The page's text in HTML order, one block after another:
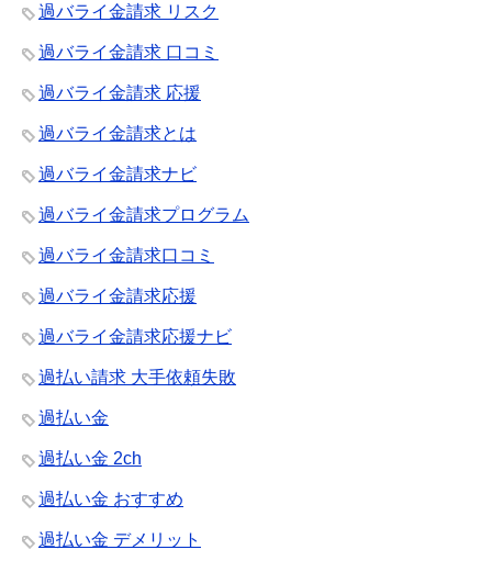
過バライ金請求 リスク
過バライ金請求 口コミ
過バライ金請求 応援
過バライ金請求とは
過バライ金請求ナビ
過バライ金請求プログラム
過バライ金請求口コミ
過バライ金請求応援
過バライ金請求応援ナビ
過払い請求 大手依頼失敗
過払い金
過払い金 2ch
過払い金 おすすめ
過払い金 デメリット